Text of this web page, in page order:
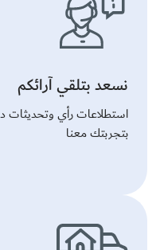
نسعد بتلقي آرائكم
استطلاعات رأي وتحديثات
بتجربتك معنا